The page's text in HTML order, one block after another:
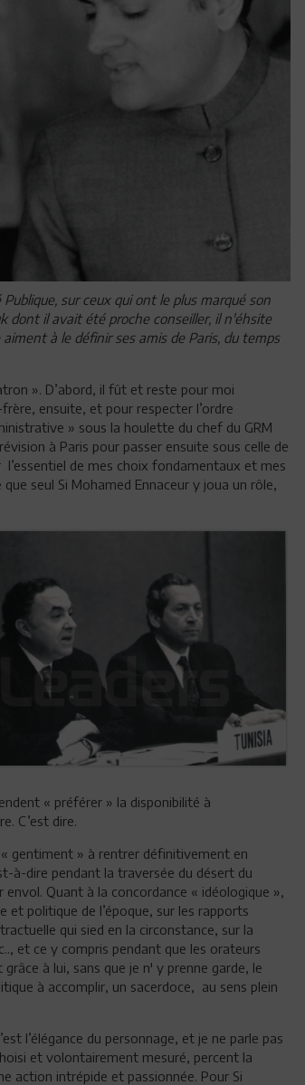
sur ceux qui ont le plus marqué son
dont il avait été proche conseiller, il n'éhsite
à le définir ses amis de Paris, du temps
». D’abord, il fût et reste pour moi
ensuite, et pour respecter l’ordre
» sous la houlette du chef du GRM
à Paris pour passer ensuite sous celle de
l’essentiel de mes choix fondamentaux et mes
seul Si Mohamed Ennaceur y joua un rôle,
« préférer » la disponibilité à
C’est dire.
gentiment » à rentrer définitivement en
à-dire pendant la traversée du désert du
Quant à la concordance « idéologique »,
et politique de l’époque, sur les rapports
qui sied en la circonstance, sur la
et ce y compris pendant que les orateurs
à lui, sans que je n' y prenne garde, le
à accomplir, un sacerdoce, au sens plein
l’élégance du personnage, et je ne parle pas
et volontairement mesuré, percent la
action intrépide et passionnée. Pour Si